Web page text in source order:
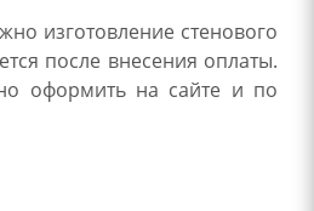
изготовление стенового
после внесения оплаты.
оформить на сайте и по